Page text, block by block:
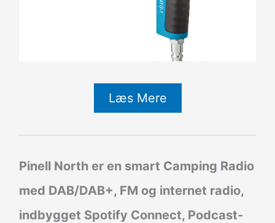
Læs Mere
Pinell North er en smart Camping Radio
med DAB/DAB+, FM og internet radio,
indbygget Spotify Connect, Podcast-